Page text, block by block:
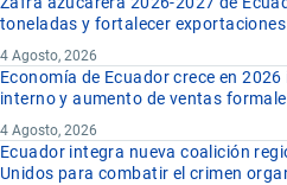
toneladas y fortalecer exportaciones
4 Agosto, 2026
Economía de Ecuador crece en
interno y aumento de ventas
4 Agosto, 2026
Ecuador integra nueva coalición
Unidos para combatir el crimen